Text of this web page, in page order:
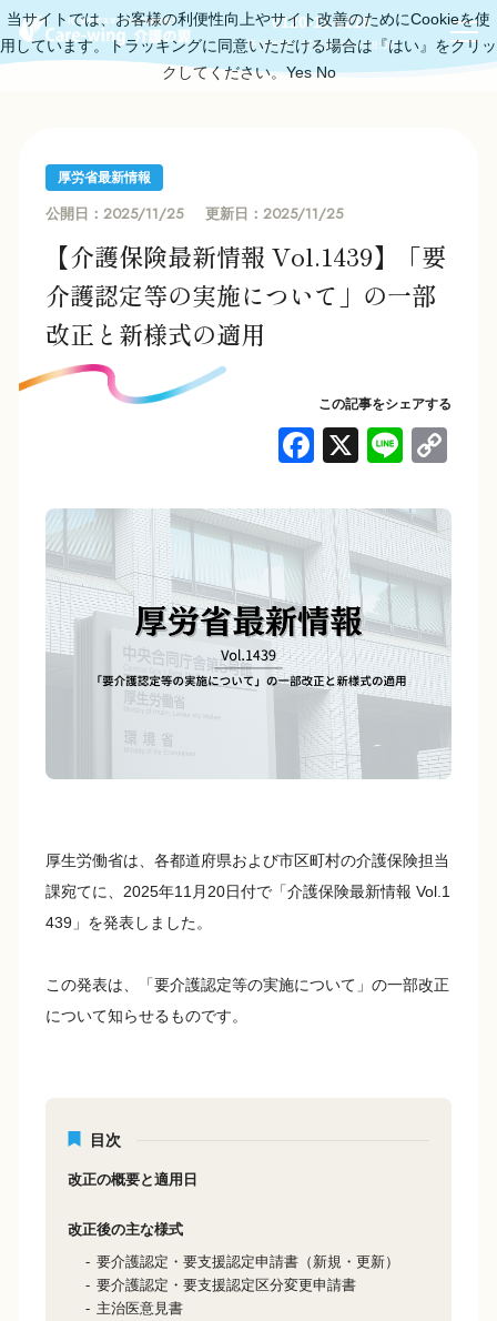
0120-11-6219
受付時間：平日10:00～18:00
厚労省最新情報
公開日： 2025/11/25 更新日： 2025/11/25
【介護保険最新情報 Vol.1439】「要
介護認定等の実施について」の一部
改正と新様式の適用
この記事をシェアする
F
c
e
b
o
o
k
X Li
e
厚生労働省は、各都道府県および市区町村の介護保険担当
課宛てに、2025年11月20日付で「介護保険最新情報 Vol.1
439」を発表しました。
この発表は、「要介護認定等の実施について」の一部改正
について知らせるものです。
目次
改正の概要と適用日
改正後の主な様式
要介護認定・要支援認定申請書（新規・更新）
要介護認定・要支援認定区分変更申請書
主治医意見書
当サイトでは、お客様の利便性向上やサイト改善のためにCookieを使
用しています。トラッキングに同意いただける場合は『はい』をクリッ
クしてください。Yes No